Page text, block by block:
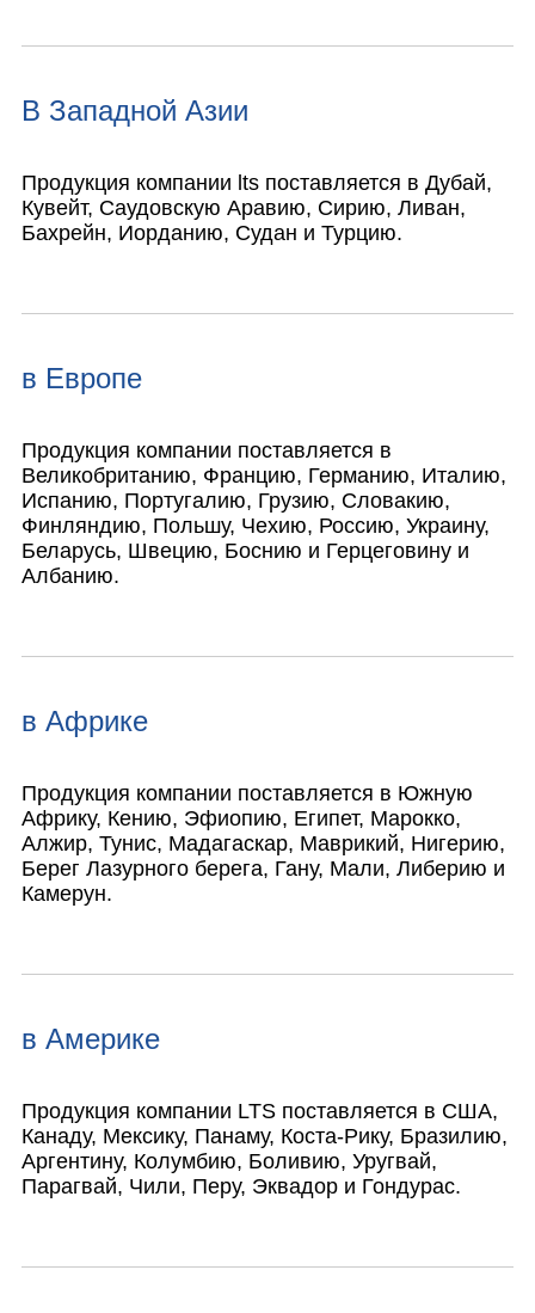
В Западной Азии
Продукция компании lts поставляется в Дубай,
Кувейт, Саудовскую Аравию, Сирию, Ливан,
Бахрейн, Иорданию, Судан и Турцию.
в Европе
Продукция компании поставляется в
Великобританию, Францию, Германию, Италию,
Испанию, Португалию, Грузию, Словакию,
Финляндию, Польшу, Чехию, Россию, Украину,
Беларусь, Швецию, Боснию и Герцеговину и
Албанию.
в Африке
Продукция компании поставляется в Южную
Африку, Кению, Эфиопию, Египет, Марокко,
Алжир, Тунис, Мадагаскар, Маврикий, Нигерию,
Берег Лазурного берега, Гану, Мали, Либерию и
Камерун.
в Америке
Продукция компании LTS поставляется в США,
Канаду, Мексику, Панаму, Коста-Рику, Бразилию,
Аргентину, Колумбию, Боливию, Уругвай,
Парагвай, Чили, Перу, Эквадор и Гондурас.